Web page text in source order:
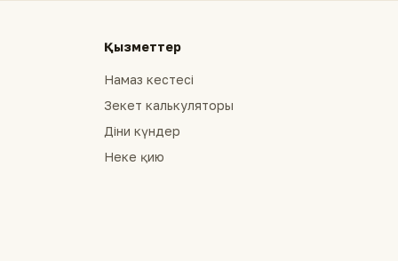
Қызметтер
Намаз кестесі
Зекет калькуляторы
Діни күндер
Неке қию